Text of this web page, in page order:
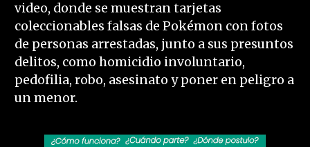
video, donde se muestran tarjetas
coleccionables falsas de Pokémon con fotos
de personas arrestadas, junto a sus presuntos
delitos, como homicidio involuntario,
pedofilia, robo, asesinato y poner en peligro a
un menor.